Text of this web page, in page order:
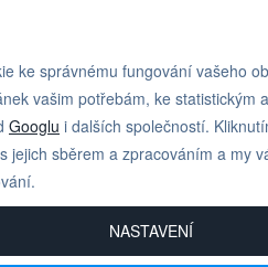
ke správnému fungování vašeho
vašim potřebám, ke statistickým
Googlu i dalších společností.
jejich sběrem a zpracováním a my
NASTAVENÍ